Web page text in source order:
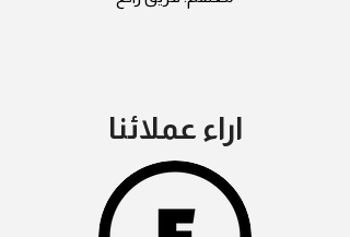
اراء عملائنا